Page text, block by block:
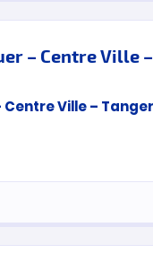
– Centre Ville